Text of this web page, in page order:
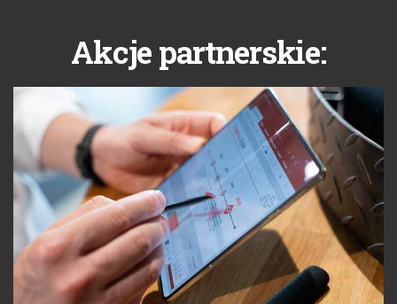
Akcje partnerskie: